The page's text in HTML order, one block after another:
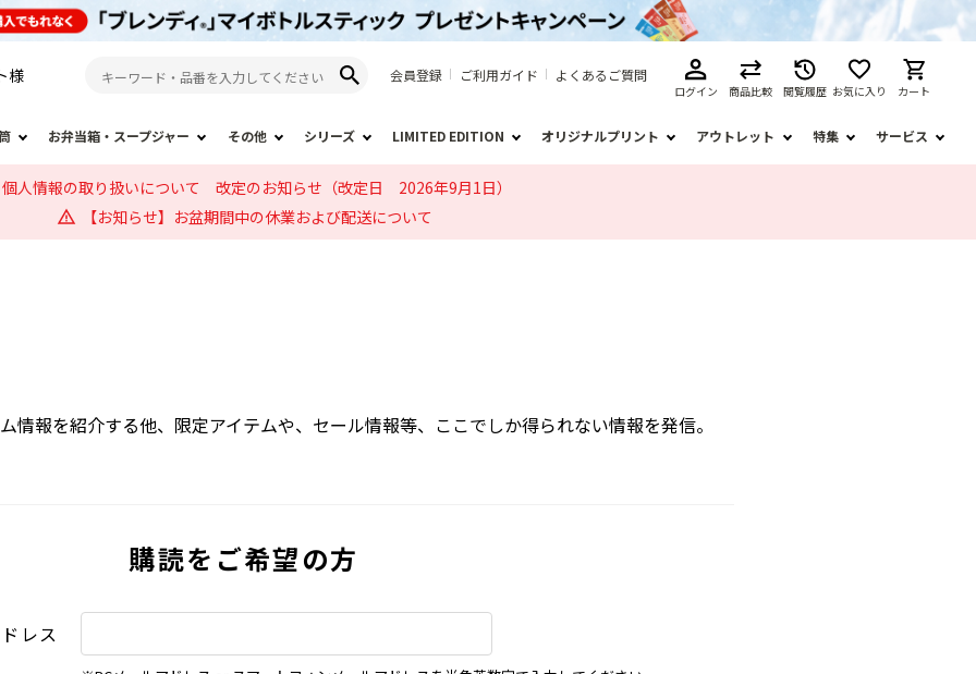
様 会員登録 ご利用ガイド よくあるご質問
ログイン 商品比較 閲覧履歴 お気に入り カート
お弁当箱・スープジャー その他 シリーズ LIMITED EDITION オリジナルプリント アウトレット 特集 サービス
個人情報の取り扱いについて 改定のお知らせ（改定日 2026年9月1日）
【お知らせ】お盆期間中の休業および配送について
情報を紹介する他、限定アイテムや、セール情報等、ここでしか得られない情報を発信。
購読をご希望の方
レス